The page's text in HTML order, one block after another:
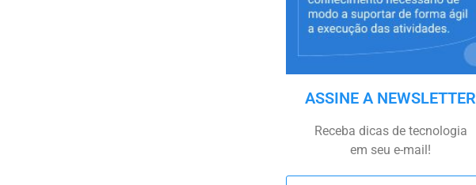
ASSINE A NEWSLETTER
Receba dicas de tecnologia
em seu e-mail!